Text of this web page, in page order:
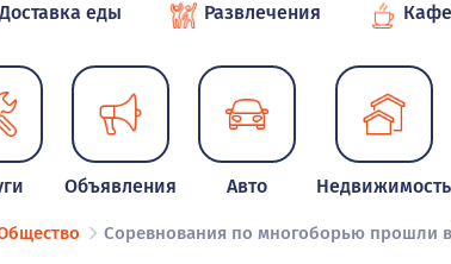
Доставка еды Развлечения
Объявления Авто Недвижимость
Соревнования по многоборью прошли